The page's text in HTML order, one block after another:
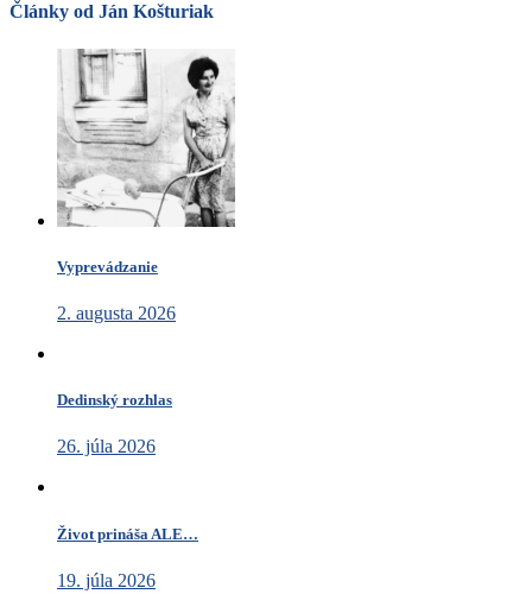
Články od Ján Košturiak
Vyprevádzanie
2. augusta 2026
Dedinský rozhlas
26. júla 2026
Život prináša ALE…
19. júla 2026